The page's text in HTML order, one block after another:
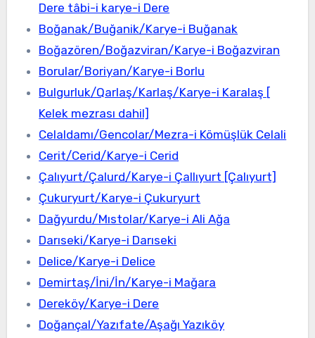
Dere tâbi-i karye-i Dere
Boğanak/Buğanik/Karye-i Buğanak
Boğazören/Boğazviran/Karye-i Boğazviran
Borular/Boriyan/Karye-i Borlu
Bulgurluk/Qarlaş/Karlaş/Karye-i Karalaş [
Kelek mezrası dahil]
Celaldamı/Gencolar/Mezra-i Kömüşlük Celali
Cerit/Cerid/Karye-i Cerid
Çalıyurt/Çalurd/Karye-i Çallıyurt [Çalıyurt]
Çukuryurt/Karye-i Çukuryurt
Dağyurdu/Mıstolar/Karye-i Ali Ağa
Darıseki/Karye-i Darıseki
Delice/Karye-i Delice
Demirtaş/İni/İn/Karye-i Mağara
Dereköy/Karye-i Dere
Doğançal/Yazıfate/Aşağı Yazıköy